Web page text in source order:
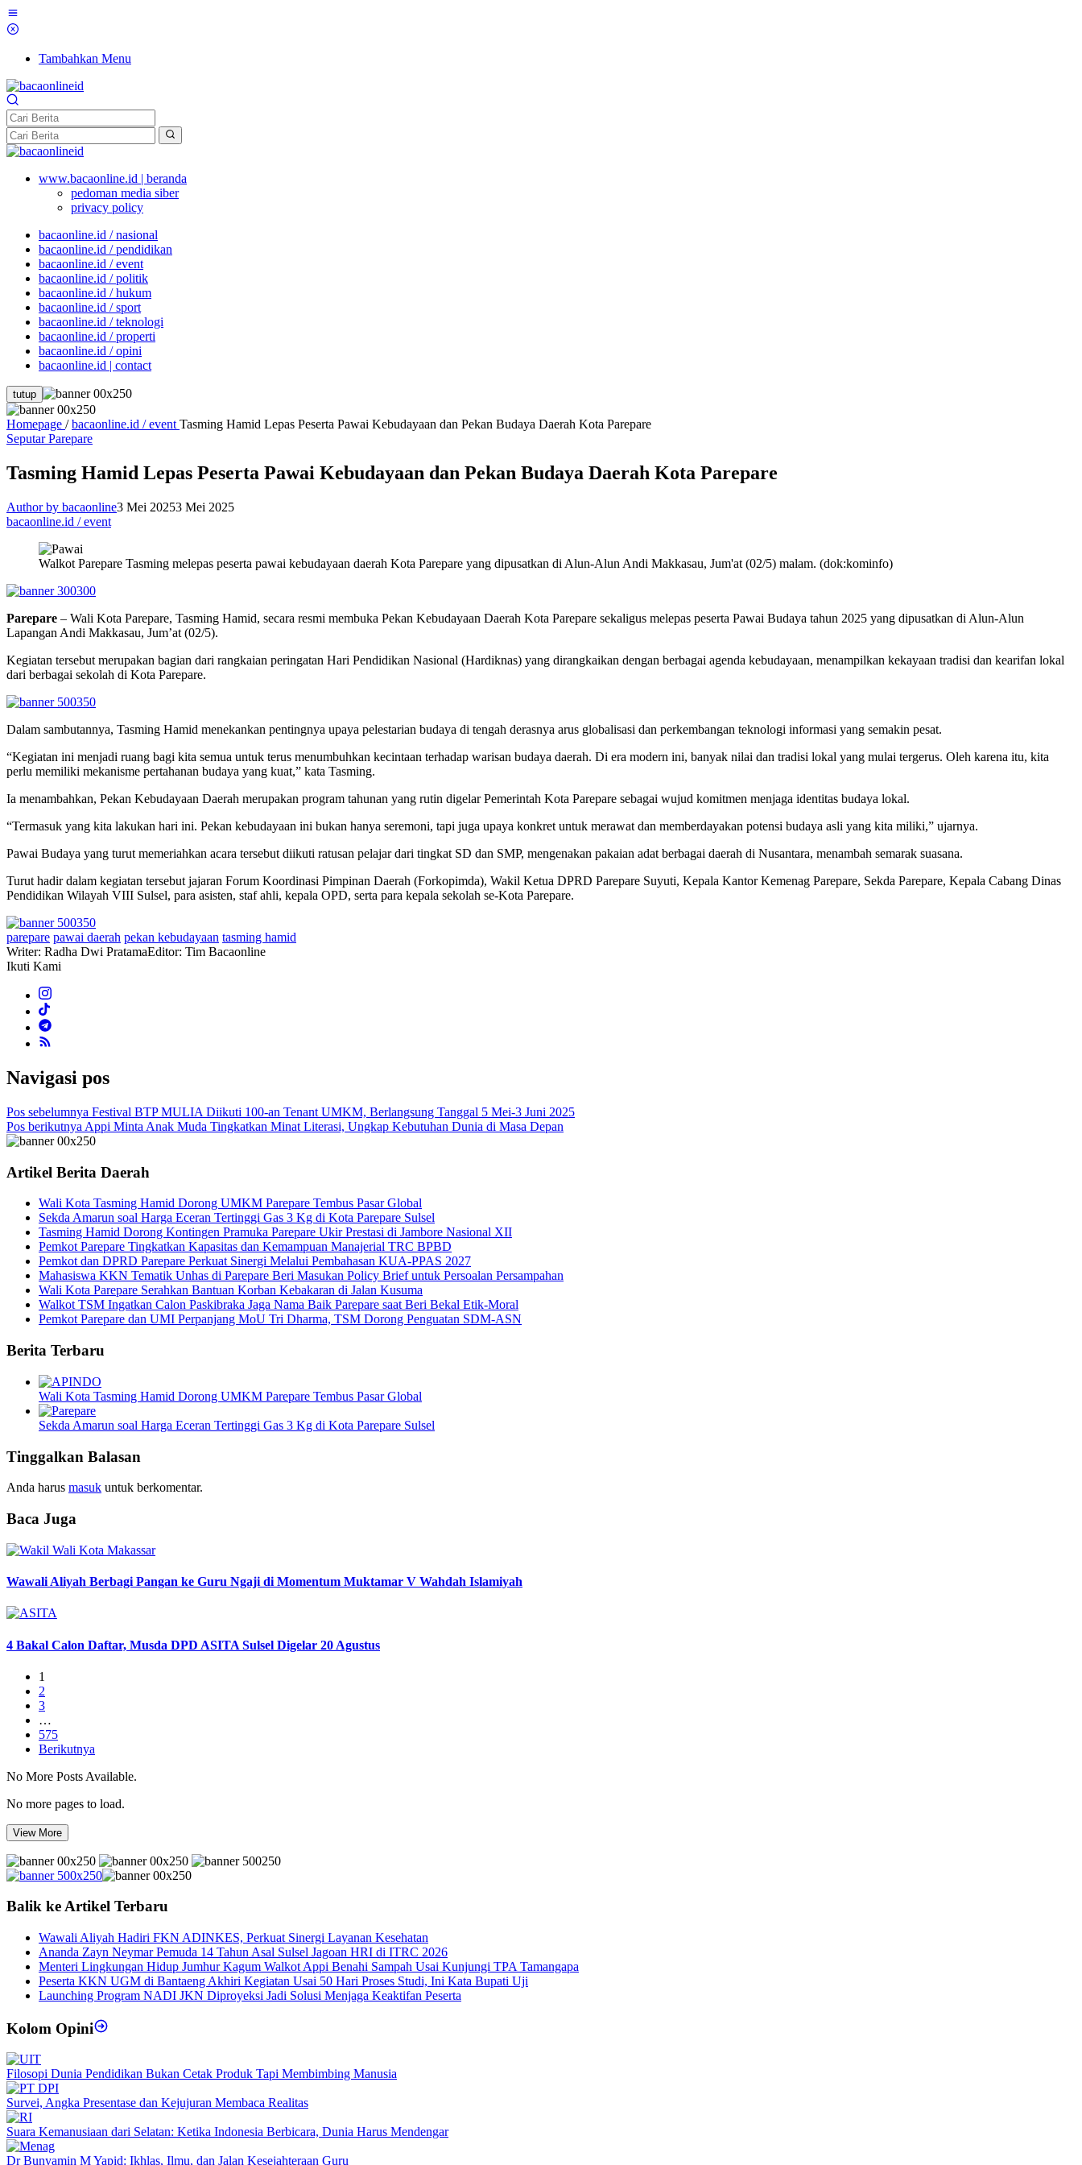
Tambahkan Menu
www.bacaonline.id | beranda
pedoman media siber
privacy policy
bacaonline.id / nasional
bacaonline.id / pendidikan
bacaonline.id / event
bacaonline.id / politik
bacaonline.id / hukum
bacaonline.id / sport
bacaonline.id / teknologi
bacaonline.id / properti
bacaonline.id / opini
bacaonline.id | contact
tutup
Homepage / bacaonline.id / event Tasming Hamid Lepas Peserta Pawai Kebudayaan dan Pekan Budaya Daerah Kota Parepare
Seputar Parepare
Tasming Hamid Lepas Peserta Pawai Kebudayaan dan Pekan Budaya Daerah Kota Parepare
Author by bacaonline3 Mei 20253 Mei 2025
bacaonline.id / event
Walkot Parepare Tasming melepas peserta pawai kebudayaan daerah Kota Parepare yang dipusatkan di Alun-Alun Andi Makkasau, Jum'at (02/5) malam. (dok:kominfo)
Parepare – Wali Kota Parepare, Tasming Hamid, secara resmi membuka Pekan Kebudayaan Daerah Kota Parepare sekaligus melepas peserta Pawai Budaya tahun 2025 yang dipusatkan di Alun-Alun
Lapangan Andi Makkasau, Jum’at (02/5).
Kegiatan tersebut merupakan bagian dari rangkaian peringatan Hari Pendidikan Nasional (Hardiknas) yang dirangkaikan dengan berbagai agenda kebudayaan, menampilkan kekayaan tradisi dan kearifan lokal
dari berbagai sekolah di Kota Parepare.
Dalam sambutannya, Tasming Hamid menekankan pentingnya upaya pelestarian budaya di tengah derasnya arus globalisasi dan perkembangan teknologi informasi yang semakin pesat.
“Kegiatan ini menjadi ruang bagi kita semua untuk terus menumbuhkan kecintaan terhadap warisan budaya daerah. Di era modern ini, banyak nilai dan tradisi lokal yang mulai tergerus. Oleh karena itu, kita
perlu memiliki mekanisme pertahanan budaya yang kuat,” kata Tasming.
Ia menambahkan, Pekan Kebudayaan Daerah merupakan program tahunan yang rutin digelar Pemerintah Kota Parepare sebagai wujud komitmen menjaga identitas budaya lokal.
“Termasuk yang kita lakukan hari ini. Pekan kebudayaan ini bukan hanya seremoni, tapi juga upaya konkret untuk merawat dan memberdayakan potensi budaya asli yang kita miliki,” ujarnya.
Pawai Budaya yang turut memeriahkan acara tersebut diikuti ratusan pelajar dari tingkat SD dan SMP, mengenakan pakaian adat berbagai daerah di Nusantara, menambah semarak suasana.
Turut hadir dalam kegiatan tersebut jajaran Forum Koordinasi Pimpinan Daerah (Forkopimda), Wakil Ketua DPRD Parepare Suyuti, Kepala Kantor Kemenag Parepare, Sekda Parepare, Kepala Cabang Dinas
Pendidikan Wilayah VIII Sulsel, para asisten, staf ahli, kepala OPD, serta para kepala sekolah se-Kota Parepare.
parepare pawai daerah pekan kebudayaan tasming hamid
Writer: Radha Dwi PratamaEditor: Tim Bacaonline
Ikuti Kami
Navigasi pos
Pos sebelumnya Festival BTP MULIA Diikuti 100-an Tenant UMKM, Berlangsung Tanggal 5 Mei-3 Juni 2025
Pos berikutnya Appi Minta Anak Muda Tingkatkan Minat Literasi, Ungkap Kebutuhan Dunia di Masa Depan
Artikel Berita Daerah
Wali Kota Tasming Hamid Dorong UMKM Parepare Tembus Pasar Global
Sekda Amarun soal Harga Eceran Tertinggi Gas 3 Kg di Kota Parepare Sulsel
Tasming Hamid Dorong Kontingen Pramuka Parepare Ukir Prestasi di Jambore Nasional XII
Pemkot Parepare Tingkatkan Kapasitas dan Kemampuan Manajerial TRC BPBD
Pemkot dan DPRD Parepare Perkuat Sinergi Melalui Pembahasan KUA-PPAS 2027
Mahasiswa KKN Tematik Unhas di Parepare Beri Masukan Policy Brief untuk Persoalan Persampahan
Wali Kota Parepare Serahkan Bantuan Korban Kebakaran di Jalan Kusuma
Walkot TSM Ingatkan Calon Paskibraka Jaga Nama Baik Parepare saat Beri Bekal Etik-Moral
Pemkot Parepare dan UMI Perpanjang MoU Tri Dharma, TSM Dorong Penguatan SDM-ASN
Berita Terbaru
Wali Kota Tasming Hamid Dorong UMKM Parepare Tembus Pasar Global
Sekda Amarun soal Harga Eceran Tertinggi Gas 3 Kg di Kota Parepare Sulsel
Tinggalkan Balasan
Anda harus masuk untuk berkomentar.
Baca Juga
Wawali Aliyah Berbagi Pangan ke Guru Ngaji di Momentum Muktamar V Wahdah Islamiyah
4 Bakal Calon Daftar, Musda DPD ASITA Sulsel Digelar 20 Agustus
1
2
3
…
575
Berikutnya
No More Posts Available.
No more pages to load.
View More
Balik ke Artikel Terbaru
Wawali Aliyah Hadiri FKN ADINKES, Perkuat Sinergi Layanan Kesehatan
Ananda Zayn Neymar Pemuda 14 Tahun Asal Sulsel Jagoan HRI di ITRC 2026
Menteri Lingkungan Hidup Jumhur Kagum Walkot Appi Benahi Sampah Usai Kunjungi TPA Tamangapa
Peserta KKN UGM di Bantaeng Akhiri Kegiatan Usai 50 Hari Proses Studi, Ini Kata Bupati Uji
Launching Program NADI JKN Diproyeksi Jadi Solusi Menjaga Keaktifan Peserta
Kolom Opini
Filosopi Dunia Pendidikan Bukan Cetak Produk Tapi Membimbing Manusia
Survei, Angka Presentase dan Kejujuran Membaca Realitas
Suara Kemanusiaan dari Selatan: Ketika Indonesia Berbicara, Dunia Harus Mendengar
Dr Bunyamin M Yapid: Ikhlas, Ilmu, dan Jalan Kesejahteraan Guru